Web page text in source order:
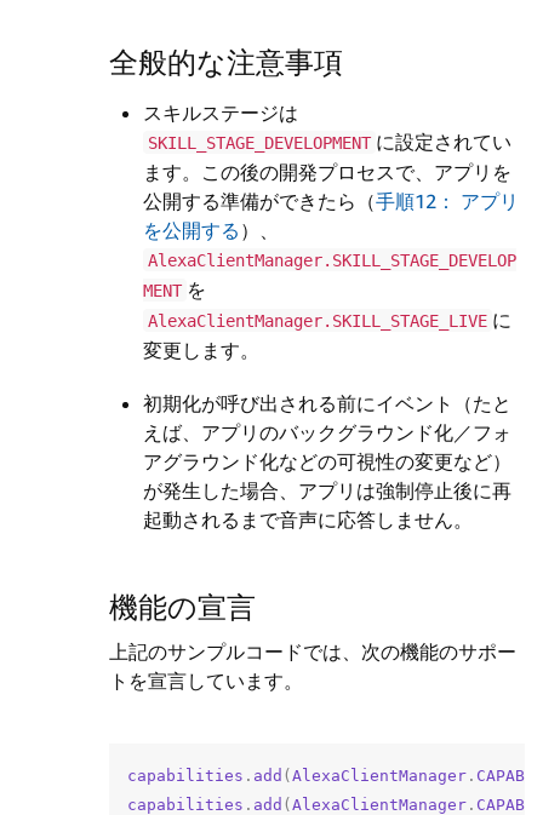
全般的な注意事項
スキルステージは
SKILL_STAGE_DEVELOPMENT に設定されてい
ます。この後の開発プロセスで、アプリを
公開する準備ができたら（手順12： アプリ
を公開する ）、
AlexaClientManager.SKILL_STAGE_DEVELOP
MENT を
AlexaClientManager.SKILL_STAGE_LIVE に
変更します。
初期化が呼び出される前にイベント（たと
えば、アプリのバックグラウンド化／フォ
アグラウンド化などの可視性の変更など）
が発生した場合、アプリは強制停止後に再
起動されるまで音声に応答しません。
機能の宣言
上記のサンプルコードでは、次の機能のサポー
トを宣言しています。
capabilities . add ( AlexaClientManager .
capabilities . add ( AlexaClientManager .